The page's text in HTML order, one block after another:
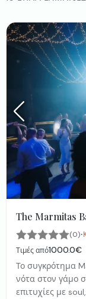
The Marmitas
(0)·
Τιμές από1000.0€
Το συγκρότημα
νότα στον γάμο
επιτυχίες με